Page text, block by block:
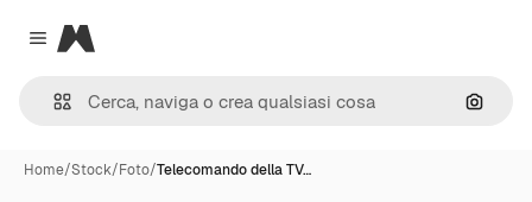
Close menu
Magnific
Cerca
Home/Stock/Foto/Telecomando della TV…